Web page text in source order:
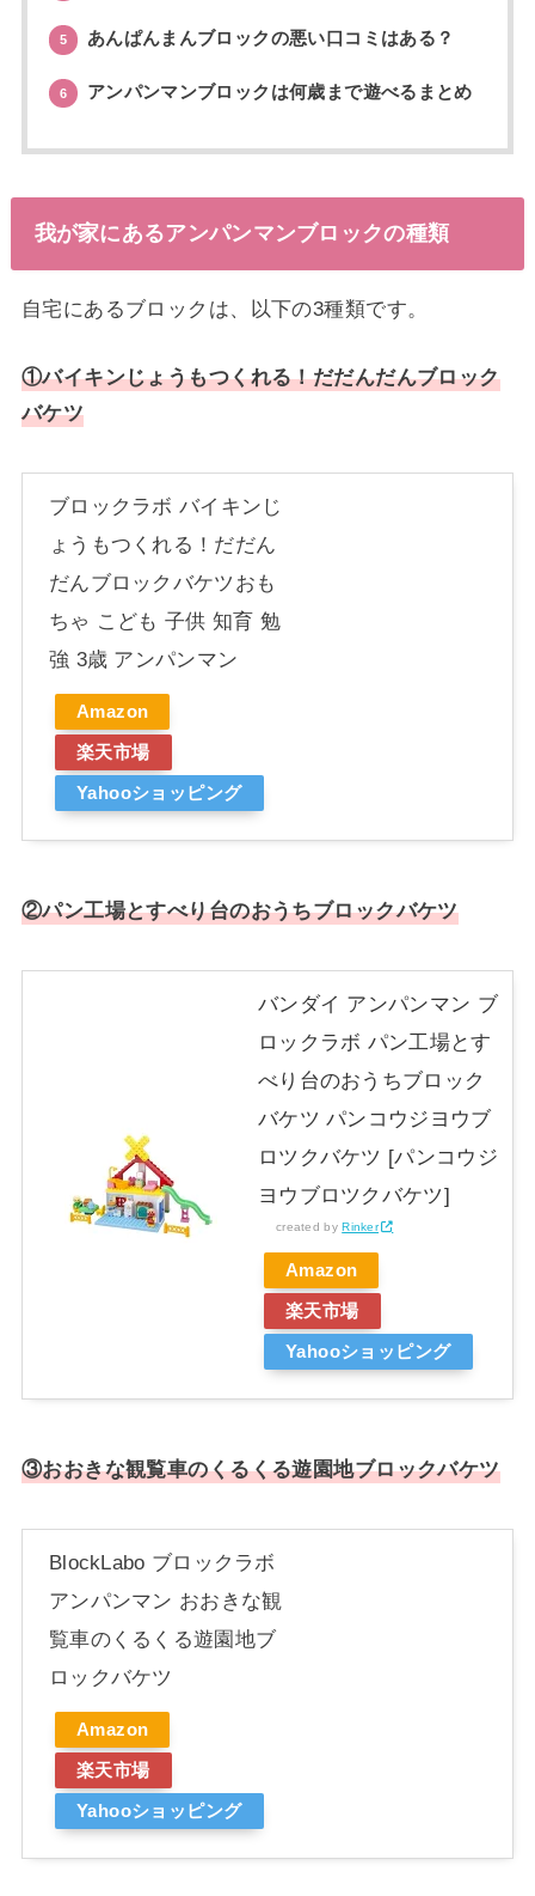
5 あんぱんまんブロックの悪い口コミはある？
6 アンパンマンブロックは何歳まで遊べるまとめ
我が家にあるアンパンマンブロックの種類
自宅にあるブロックは、以下の3種類です。
①バイキンじょうもつくれる！だだんだんブロック
バケツ
ブロックラボ バイキンじ
ょうもつくれる！だだん
だんブロックバケツおも
ちゃ こども 子供 知育 勉
強 3歳 アンパンマン
Amazon
楽天市場
Yahooショッピング
②パン工場とすべり台のおうちブロックバケツ
バンダイ アンパンマン ブ
ロックラボ パン工場とす
べり台のおうちブロック
バケツ パンコウジヨウブ
ロツクバケツ [パンコウジ
ヨウブロツクバケツ]
created byRinker
Amazon
楽天市場
Yahooショッピング
③おおきな観覧車のくるくる遊園地ブロックバケツ
BlockLabo ブロックラボ
アンパンマン おおきな観
覧車のくるくる遊園地ブ
ロックバケツ
Amazon
楽天市場
Yahooショッピング